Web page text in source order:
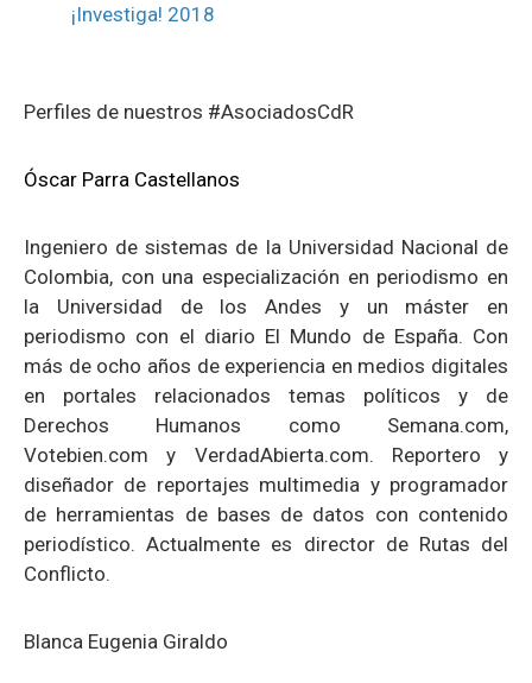
¡Investiga! 2018
Perfiles de nuestros #AsociadosCdR
Óscar Parra Castellanos
Ingeniero de sistemas de la Universidad Nacional de
Colombia, con una especialización en periodismo en
la Universidad de los Andes y un máster en
periodismo con el diario El Mundo de España. Con
más de ocho años de experiencia en medios digitales
en portales relacionados temas políticos y de
Derechos Humanos como Semana.com,
Votebien.com y VerdadAbierta.com. Reportero y
diseñador de reportajes multimedia y programador
de herramientas de bases de datos con contenido
periodístico. Actualmente es director de Rutas del
Conflicto.
Blanca Eugenia Giraldo